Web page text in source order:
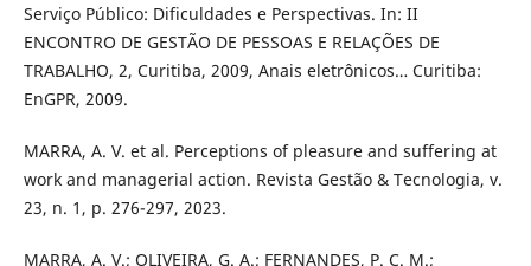
Serviço Público: Dificuldades e Perspectivas. In: II
ENCONTRO DE GESTÃO DE PESSOAS E RELAÇÕES DE
TRABALHO, 2, Curitiba, 2009, Anais eletrônicos… Curitiba:
EnGPR, 2009.
MARRA, A. V. et al. Perceptions of pleasure and suffering at
work and managerial action. Revista Gestão & Tecnologia, v.
23, n. 1, p. 276-297, 2023.
MARRA, A. V.; OLIVEIRA, G. A.; FERNANDES, P. C. M.;